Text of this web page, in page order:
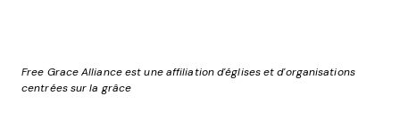
Free Grace Alliance est une affiliation d'églises et d'organisations
centrées sur la grâce